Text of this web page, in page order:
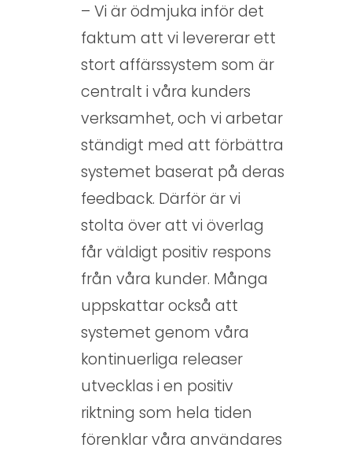
– Vi är ödmjuka inför det
faktum att vi levererar ett
stort affärssystem som är
centralt i våra kunders
verksamhet, och vi arbetar
ständigt med att förbättra
systemet baserat på deras
feedback. Därför är vi
stolta över att vi överlag
får väldigt positiv respons
från våra kunder. Många
uppskattar också att
systemet genom våra
kontinuerliga releaser
utvecklas i en positiv
riktning som hela tiden
förenklar våra användares